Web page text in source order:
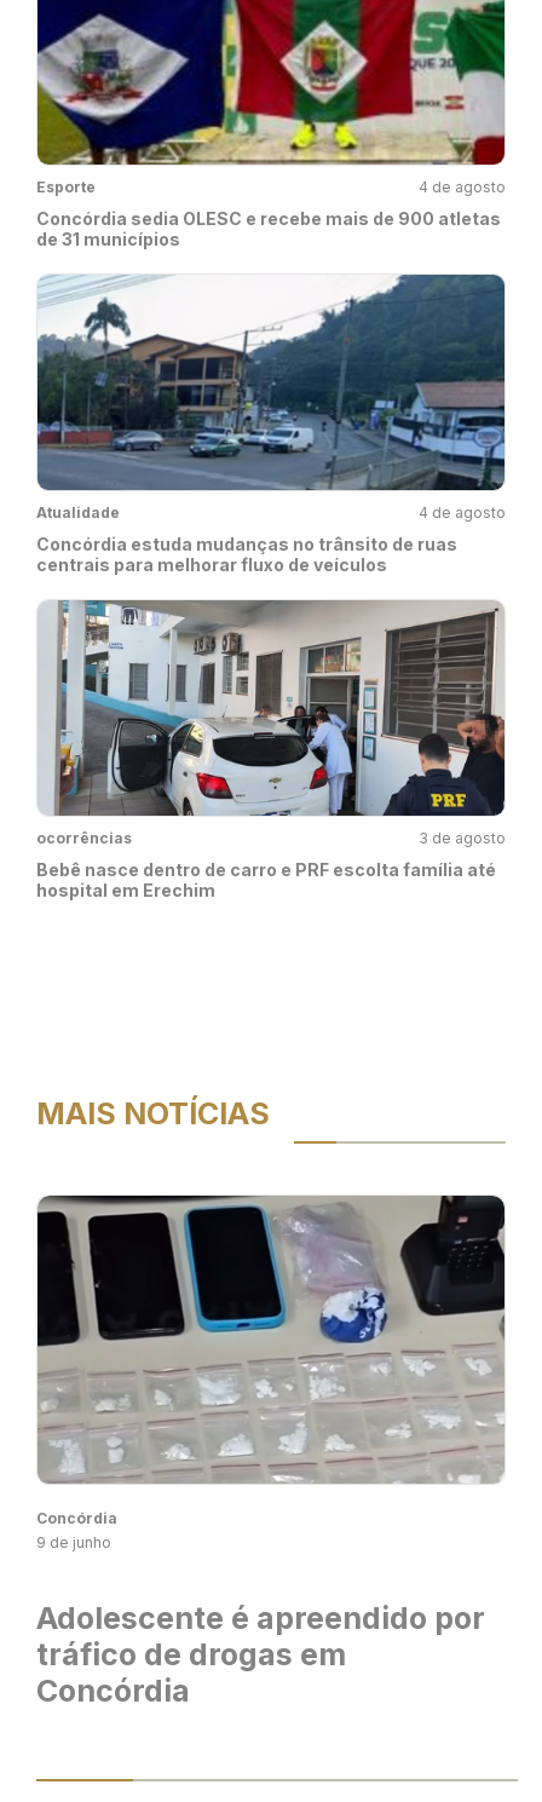
Esporte 4 de agosto
Concórdia sedia OLESC e recebe mais de 900 atletas
de 31 municípios
Atualidade 4 de agosto
Concórdia estuda mudanças no trânsito de ruas
centrais para melhorar fluxo de veículos
ocorrências 3 de agosto
Bebê nasce dentro de carro e PRF escolta família até
hospital em Erechim
MAIS NOTÍCIAS
Concórdia
9 de junho
Adolescente é apreendido por
tráfico de drogas em
Concórdia